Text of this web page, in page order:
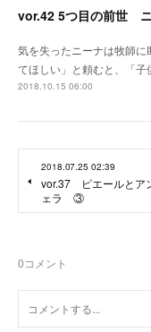
vor.42 5つ目の前世
気を失ったニーナは牧師
てほしい」と頼むと、「
2018.10.15 06:00
2018.07.25 02:39
vor.37 ピエールとア
ェラ ③
0コメント